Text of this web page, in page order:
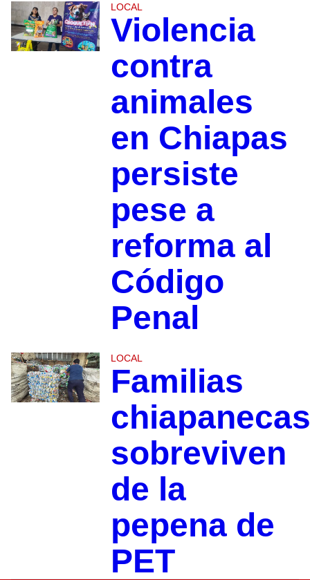
LOCAL
Violencia
contra
animales
en Chiapas
persiste
pese a
reforma al
Código
Penal
LOCAL
Familias
chiapanecas
sobreviven
de la
pepena de
PET